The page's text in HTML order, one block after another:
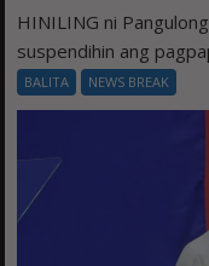
HINILING ni
suspendihin ang
BALITA NEWS BREAK